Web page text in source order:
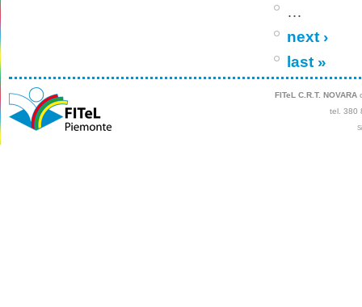
…
next ›
last »
FITeL C.R.T. NOVARA
tel. 380